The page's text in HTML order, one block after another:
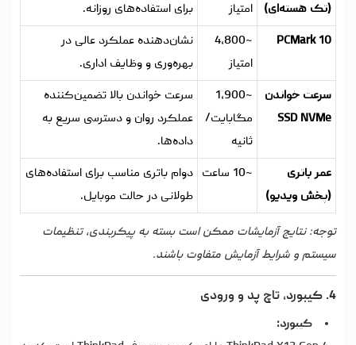
(تک هسته‌ای)
امتیاز
برای استفاده‌های روزانه.
PCMark 10
~4,800
امتیاز
نشان‌دهنده عملکرد عالی در
بهره‌وری و وظایف اداری.
سرعت خواندن
SSD NVMe
~1,900
مگابایت/
ثانیه
سرعت خواندن بالا تضمین‌کننده
عملکرد روان و دسترسی سریع به
داده‌ها.
عمر باتری
(پخش ویدیو)
~10 ساعت
دوام باتری مناسب برای استفاده‌های
طولانی در حالت موبایل.
توجه: نتایج آزمایشات ممکن است بسته به پیکربندی، تنظیمات
سیستم و شرایط آزمایش متفاوت باشند.
4. کیبورد، تاچ پد و ورودی
کیبورد: